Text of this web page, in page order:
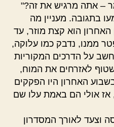
– אתה מרגיש את זה?"
בתגובה. מעניין מה
הוא קצת מוזר, עד
ממנו, נדבק כמו עלוקה,
חשב על הדרכים המקוריות
לאזרחים את המוח,
האחרון היו הפקקים
אז אולי הם באמת עלו שם
וצעד לאורך המסדרון